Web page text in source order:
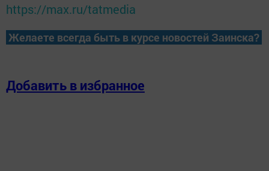
https://max.ru/tatmedia
Желаете всегда быть в курсе новостей Заинска?
Добавить в избранное